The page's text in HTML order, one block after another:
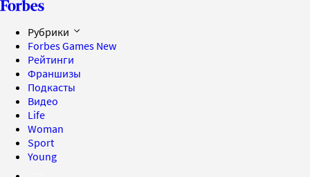
Рубрики
Forbes Games New
Рейтинги
Франшизы
Подкасты
Видео
Life
Woman
Sport
Young